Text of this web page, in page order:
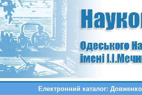
Електронний каталог: